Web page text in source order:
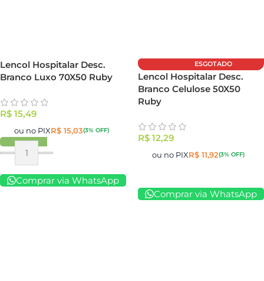
Lencol Hospitalar Desc.
Branco Luxo 70X50 Ruby
R$ 15,49
ou no PIXR$ 15,03(3% OFF)
Comprar via WhatsApp
ESGOTADO
Lencol Hospitalar Desc.
Branco Celulose 50X50
Ruby
R$ 12,29
ou no PIXR$ 11,92(3% OFF)
Comprar via WhatsApp